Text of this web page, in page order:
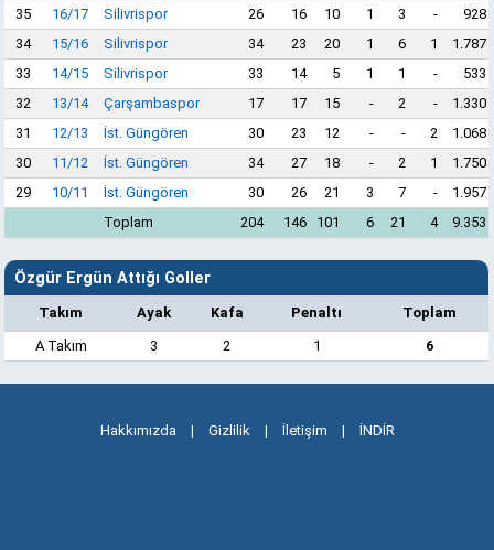
35
16/17 Silivrispor 26 16 10 1 3 -
928
34
15/16 Silivrispor 34 23 20 1 6 1
1.787
33
14/15 Silivrispor 33 14 5 1 1 -
533
32
13/14 Çarşambaspor 17 17 15 - 2 -
1.330
31
12/13 İst. Güngören 30 23 12 - - 2
1.068
30
11/12 İst. Güngören 34 27 18 - 2 1
1.750
29
10/11 İst. Güngören 30 26 21 3 7 -
1.957
Toplam
204 146 101 6 21 4 9.353
Özgür Ergün Attığı Goller
Takım Ayak Kafa Penaltı
Toplam
A Takım
3 2 1 6
Hakkımızda | Gizlilik | İletişim | İNDİR